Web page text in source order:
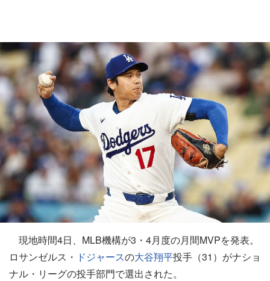
現地時間4日、MLB機構が3・4月度の月間MVPを発表。
ロサンゼルス・ ドジャースの大谷翔平投手（31）がナショ
ナル・リーグの投手部門で選出された。